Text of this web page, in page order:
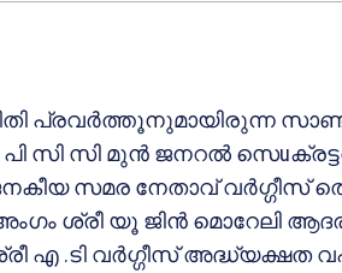
പ്രവർത്തൂനുമായിരുന്ന
സി സി മുൻ ജനറൽ
സമര നേതാവ് വർഗ്ഗീസ്
ശ്രീ യൂ ജിൻ മൊറേലി
.ടി വർഗ്ഗീസ് അദ്ധ്യക്ഷത